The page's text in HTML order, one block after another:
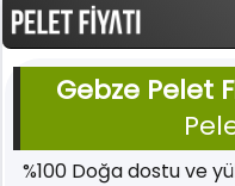
Gebze Pelet
%100 Doğa dostu ve